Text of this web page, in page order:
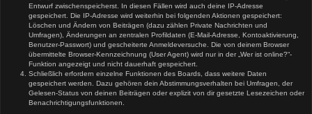
Entwurf zwischenspeicherst. In diesen Fällen wird auch deine IP-Adresse
gespeichert. Die IP-Adresse wird weiterhin bei folgenden Aktionen gespeichert:
Löschen und Ändern von Beiträgen (dazu zählen Private Nachrichten und
Umfragen), Änderungen an zentralen Profildaten (E-Mail-Adresse, Kontoaktivierung,
Benutzer-Passwort) und gescheiterte Anmeldeversuche. Die von deinem Browser
übermittelte Browser-Kennzeichnung (User Agent) wird nur in der „Wer ist online?“-
Funktion angezeigt und nicht dauerhaft gespeichert.
Schließlich erfordern einzelne Funktionen des Boards, dass weitere Daten
gespeichert werden. Dazu gehören dein Abstimmungsverhalten bei Umfragen, der
Gelesen-Status von deinen Beiträgen oder explizit von dir gesetzte Lesezeichen oder
Benachrichtigungsfunktionen.